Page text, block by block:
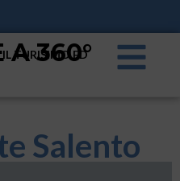
A 360°
IL TURISIMO ED
Salento